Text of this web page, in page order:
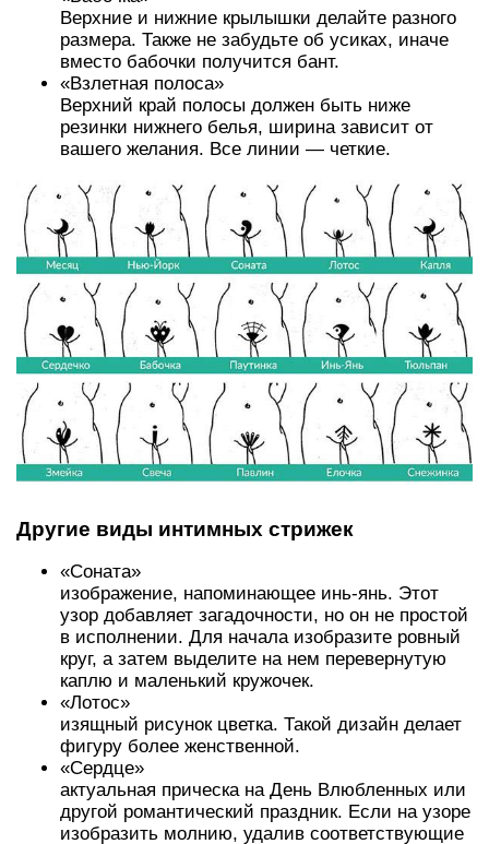
Верхние и нижние крылышки делайте разного
размера. Также не забудьте об усиках, иначе
вместо бабочки получится бант.
«Взлетная полоса»
Верхний край полосы должен быть ниже
резинки нижнего белья, ширина зависит от
вашего желания. Все линии — четкие.
Другие виды интимных стрижек
«Соната»
изображение, напоминающее инь-янь. Этот
узор добавляет загадочности, но он не простой
в исполнении. Для начала изобразите ровный
круг, а затем выделите на нем перевернутую
каплю и маленький кружочек.
«Лотос»
изящный рисунок цветка. Такой дизайн делает
фигуру более женственной.
«Сердце»
актуальная прическа на День Влюбленных или
другой романтический праздник. Если на узоре
изобразить молнию, удалив соответствующие